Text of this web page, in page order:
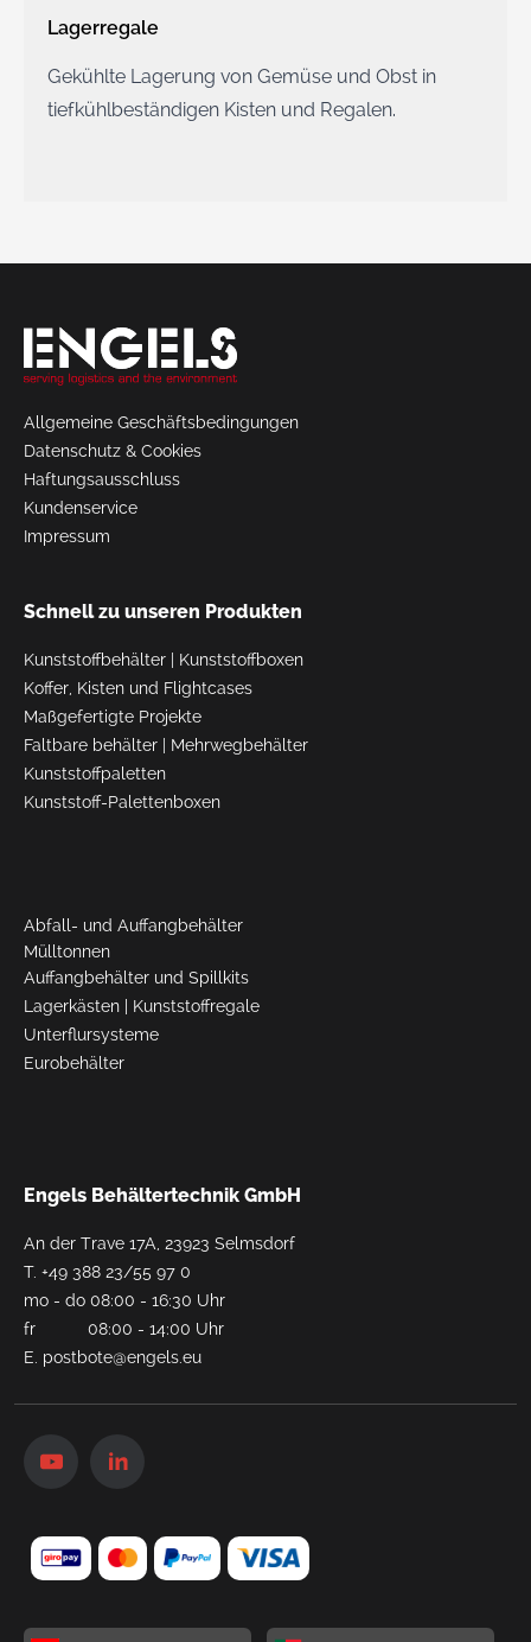
Lagerregale
Gekühlte Lagerung von Gemüse und Obst in
tiefkühlbeständigen Kisten und Regalen.
Allgemeine Geschäftsbedingungen
Datenschutz & Cookies
Haftungsausschluss
Kundenservice
Impressum
Schnell zu unseren Produkten
Kunststoffbehälter
Kunststoffboxen
Koffer, Kisten und Flightcases
Maßgefertigte Projekte
Faltbare behälter
Mehrwegbehälter
Kunststoffpaletten
Kunststoff-Palettenboxen
Abfall- und Auffangbehälter
Mülltonnen
Auffangbehälter und Spillkits
Lagerkästen
Kunststoffregale
Unterflursysteme
Eurobehälter
Engels Behältertechnik GmbH
An der Trave 17A, 23923 Selmsdorf
T. +49 388 23/55 97 0
mo - do 08:00 - 16:30 Uhr
fr 08:00 - 14:00 Uhr
E. postbote@engels.eu